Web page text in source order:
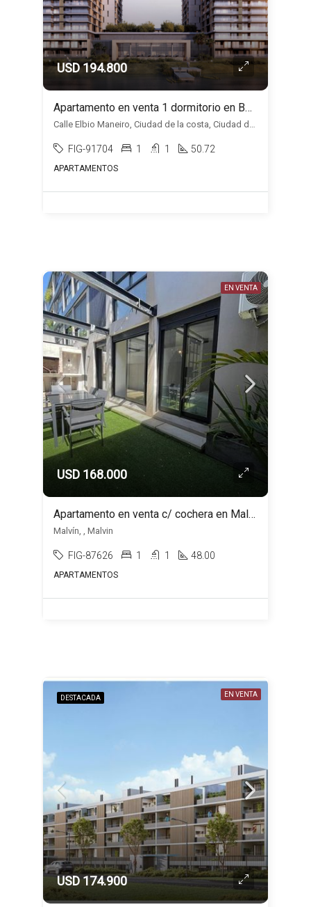
USD 194.800
Apartamento en venta 1 dormitorio en Bellevue, Ciudad de la costa
Calle Elbio Maneiro, Ciudad de la costa, Ciudad de la Costa
FIG-91704 1 1 50.72
APARTAMENTOS
EN VENTA
USD 168.000
Apartamento en venta c/ cochera en Malvin
Malvín, , Malvin
FIG-87626 1 1 48.00
APARTAMENTOS
DESTACADA EN VENTA
USD 174.900